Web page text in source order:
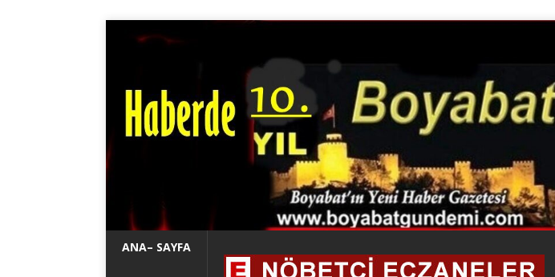
ANA– SAYFA